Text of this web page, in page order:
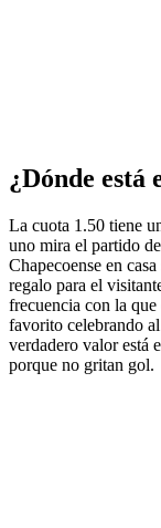
¿Dónde está
La cuota 1.50 tiene
uno mira el partido
Chapecoense en
regalo para el
frecuencia con la
favorito celebrando
verdadero valor está
porque no gritan gol.